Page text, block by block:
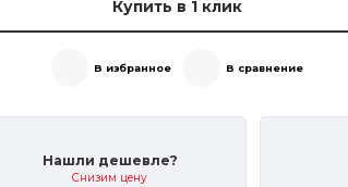
Купить в 1 клик
В избранное В сравнение
Нашли дешевле?
Снизим цену